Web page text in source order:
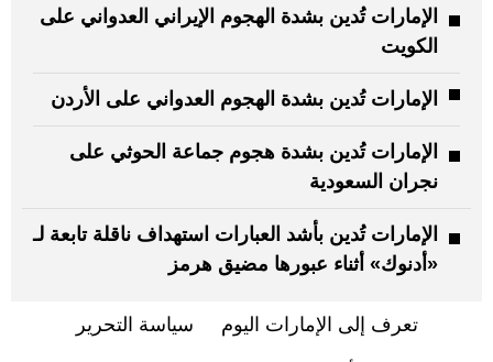
الإمارات تُدين بشدة الهجوم الإيراني العدواني على
الكويت
الإمارات تُدين بشدة الهجوم العدواني على الأردن
الإمارات تُدين بشدة هجوم جماعة الحوثي على
نجران السعودية
الإمارات تُدين بأشد العبارات استهداف ناقلة تابعة لـ
«أدنوك» أثناء عبورها مضيق هرمز
تعرف إلى الإمارات اليوم سياسة التحرير